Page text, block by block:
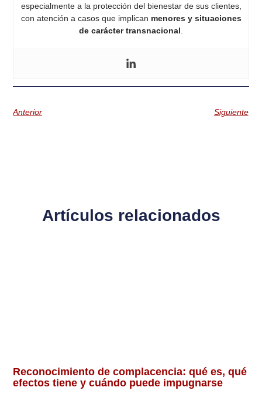
especialmente a la protección del bienestar de sus clientes,
con atención a casos que implican menores y situaciones
de carácter transnacional
Anterior Siguiente
Artículos relacionados
Reconocimiento de complacencia: qué es, qué
efectos tiene y cuándo puede impugnarse